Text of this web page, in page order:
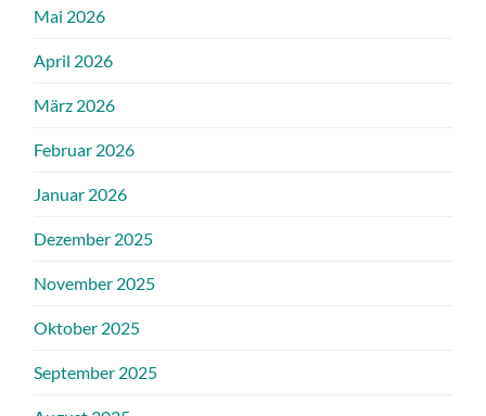
Mai 2026
April 2026
März 2026
Februar 2026
Januar 2026
Dezember 2025
November 2025
Oktober 2025
September 2025